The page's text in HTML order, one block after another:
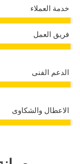
خدمة العملاء
فريق العمل
الدعم الفنى
الاعطال والشكاوى